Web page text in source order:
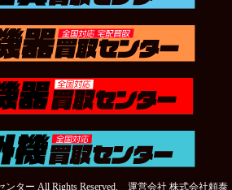
ンター All Rights Reserved. 運営会社 株式会社頼泰